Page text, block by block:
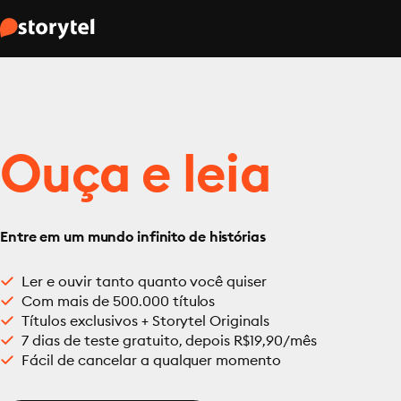
Ouça e leia
Entre em um mundo infinito de histórias
Ler e ouvir tanto quanto você quiser
Com mais de 500.000 títulos
Títulos exclusivos + Storytel Originals
7 dias de teste gratuito, depois R$19,90/mês
Fácil de cancelar a qualquer momento